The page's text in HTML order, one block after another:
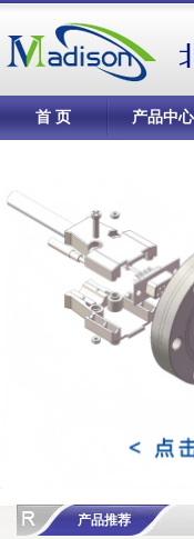
首 页 产品中心
产品推荐